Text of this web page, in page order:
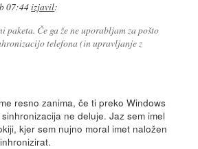
07:44izjavil:
paketa. Če ga že ne uporabljam za pošto
telefona (in upravljanje z
resno zanima, če ti preko Windows
ne deluje. Jaz sem imel
kjer sem nujno moral imet naložen